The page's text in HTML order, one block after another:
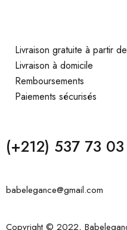
Livraison gratuite à partir
Livraison à domicile
Remboursements
Paiements sécurisés
(+212) 537 73
babelegance@gmail.com
Copyright © 2022,